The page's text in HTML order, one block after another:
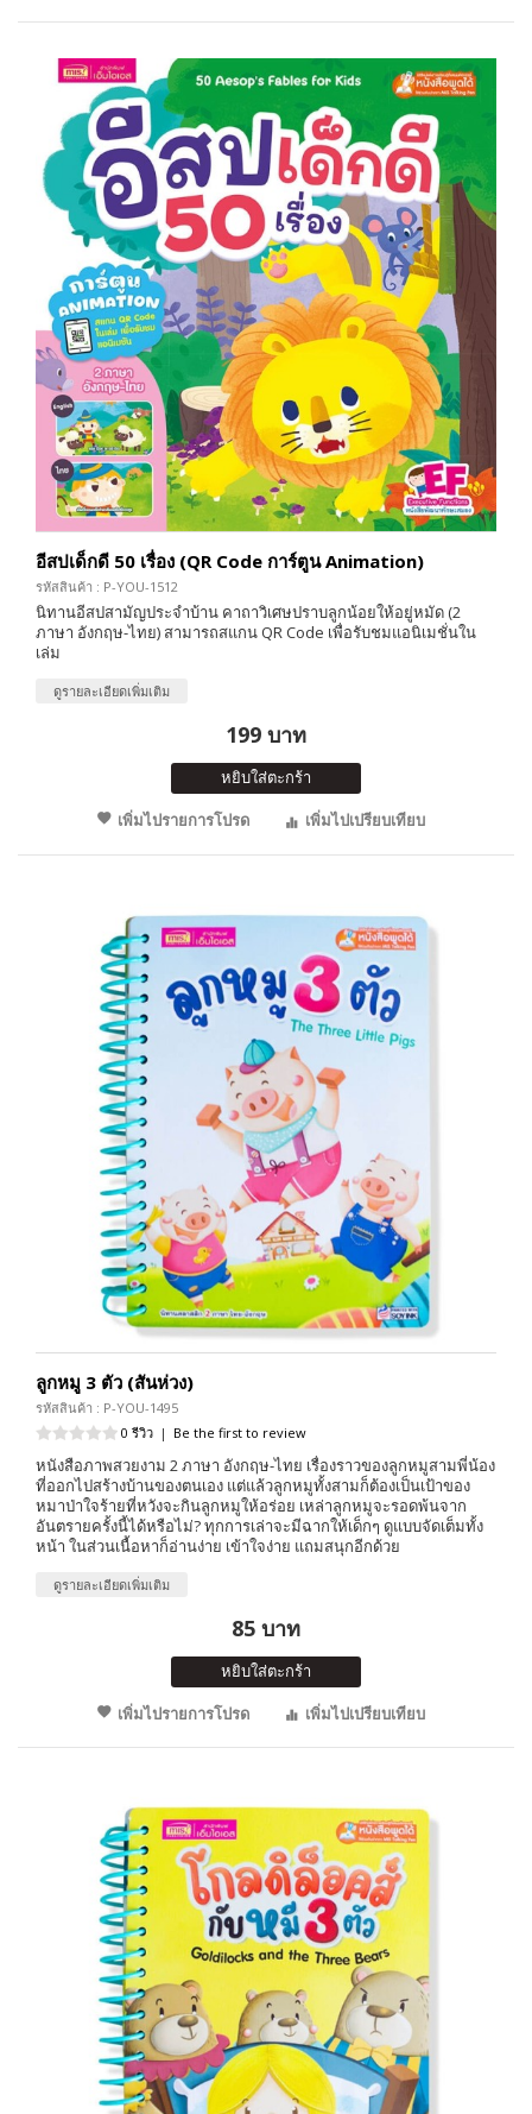
อีสปเด็กดี 50 เรื่อง (QR Code การ์ตูน Animation)
รหัสสินค้า : P-YOU-1512
นิทานอีสปสามัญประจำบ้าน คาถาวิเศษปราบลูกน้อยให้อยู่หมัด (2
ภาษา อังกฤษ-ไทย) สามารถสแกน QR Code เพื่อรับชมแอนิเมชั่นใน
เล่ม
ดูรายละเอียดเพิ่มเติม
199 บาท
หยิบใส่ตะกร้า
เพิ่มไปรายการโปรด
เพิ่มไปเปรียบเทียบ
ลูกหมู 3 ตัว (สันห่วง)
รหัสสินค้า : P-YOU-1495
0 รีวิว | Be the first to review
หนังสือภาพสวยงาม 2 ภาษา อังกฤษ-ไทย เรื่องราวของลูกหมูสามพี่น้อง
ที่ออกไปสร้างบ้านของตนเอง แต่แล้วลูกหมูทั้งสามก็ต้องเป็นเป้าของ
หมาป่าใจร้ายที่หวังจะกินลูกหมูให้อร่อย เหล่าลูกหมูจะรอดพ้นจาก
อันตรายครั้งนี้ได้หรือไม่? ทุกการเล่าจะมีฉากให้เด็กๆ ดูแบบจัดเต็มทั้ง
หน้า ในส่วนเนื้อหาก็อ่านง่าย เข้าใจง่าย แถมสนุกอีกด้วย
ดูรายละเอียดเพิ่มเติม
85 บาท
หยิบใส่ตะกร้า
เพิ่มไปรายการโปรด
เพิ่มไปเปรียบเทียบ